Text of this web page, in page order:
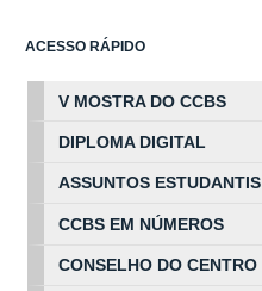
ACESSO RÁPIDO
V MOSTRA DO CCBS
DIPLOMA DIGITAL
ASSUNTOS ESTUDANTIS
CCBS EM NÚMEROS
CONSELHO DO CENTRO